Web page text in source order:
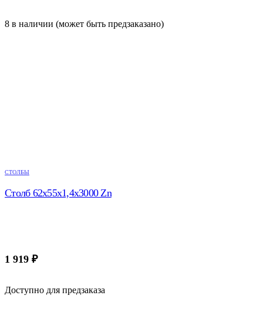
8 в наличии (может быть предзаказано)
СТОЛБЫ
Столб 62х55х1,4х3000 Zn
1 919 ₽
Доступно для предзаказа